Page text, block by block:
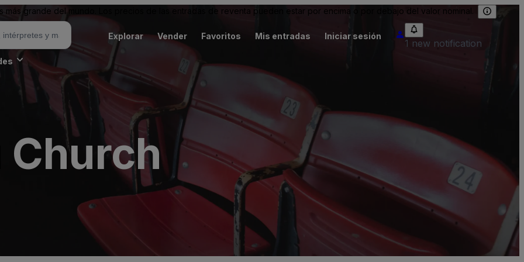
más grande del mundo. Los precios de las entradas de reventa pueden estar por encima o por debajo del valor nominal.
Explorar Vender Favoritos Mis entradas Iniciar sesión
1 new notification